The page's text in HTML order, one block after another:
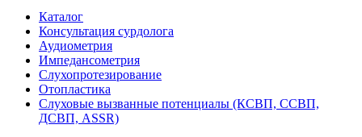
Каталог
Консультация сурдолога
Аудиометрия
Импедансометрия
Слухопротезирование
Отопластика
Слуховые вызванные потенциалы (КСВП, ССВП,
ДСВП, ASSR)